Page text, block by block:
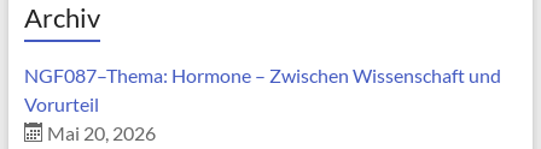
Archiv
NGF087–Thema: Hormone – Zwischen Wissenschaft und
Vorurteil
Mai 20, 2026